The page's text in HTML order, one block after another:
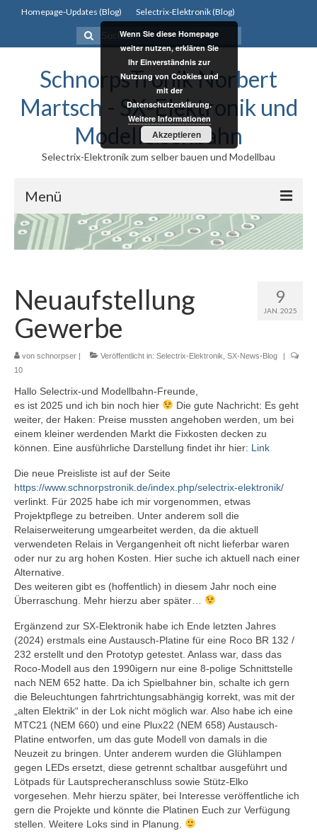
Homepage-Updates (Blog) Selectrix-Elektronik (Blog)
Suchen
nach:
SchnorpsTronik Norbert
Martsch - SX-Elektronik und
Modelleisenbahn
Selectrix-Elektronik zum selber bauen und Modellbau
Menü
Selectrix
Selectrix System
Selectrix Marktübersicht
Selectrix und RJ45-Netzwerkkabel
ST-Train Handbuch zum Download
Nachruf Klaus Richter „Der Modellbahn-
Berater“
Selectrix-Elektronik
Selectrix-Elektronik
Anzeigemodul V1
Gleisbelegtmelder V3
Funktionsdecoder V2
Licht-Funktionsdecoder V1
Programmiergleisautomatik V1
Programmiermaus V2
Relaiserweiterung V3
Servodecoder V3
SX-Bus-Verstärker aktiv V03
SX-Verteiler DIN V1
SX-Verteiler DIN-RJ45 V2
9
JAN. 2025
Neuaufstellung
Gewerbe
von schnorpser | Veröffentlicht in: Selectrix-Elektronik SX-News-Blog
|
10
Hallo Selectrix-und Modellbahn-Freunde,
es ist 2025 und ich bin noch hier
Die gute Nachricht: Es geht
weiter, der Haken: Preise mussten angehoben werden, um bei
einem kleiner werdenden Markt die Fixkosten decken zu
können. Eine ausführliche Darstellung findet ihr hier: Link
Die neue Preisliste ist auf der Seite
https://www.schnorpstronik.de/index.php/selectrix-elektronik/
verlinkt. Für 2025 habe ich mir vorgenommen, etwas
Projektpflege zu betreiben. Unter anderem soll die
Relaiserweiterung umgearbeitet werden, da die aktuell
verwendeten Relais in Vergangenheit oft nicht lieferbar waren
oder nur zu arg hohen Kosten. Hier suche ich aktuell nach einer
Alternative.
Des weiteren gibt es (hoffentlich) in diesem Jahr noch eine
Überraschung. Mehr hierzu aber später…
Ergänzend zur SX-Elektronik habe ich Ende letzten Jahres
(2024) erstmals eine Austausch-Platine für eine Roco BR 132 /
232 erstellt und den Prototyp getestet. Anlass war, dass das
Roco-Modell aus den 1990igern nur eine 8-polige Schnittstelle
nach NEM 652 hatte. Da ich Spielbahner bin, schalte ich gern
die Beleuchtungen fahrtrichtungsabhängig korrekt, was mit der
„alten Elektrik“ in der Lok nicht möglich war. Also habe ich eine
MTC21 (NEM 660) und eine Plux22 (NEM 658) Austausch-
Platine entworfen, um das gute Modell von damals in die
Neuzeit zu bringen. Unter anderem wurden die Glühlampen
gegen LEDs ersetzt, diese getrennt schaltbar ausgeführt und
Lötpads für Lautsprecheranschluss sowie Stütz-Elko
vorgesehen. Mehr hierzu später, bei Interesse veröffentliche ich
gern die Projekte und könnte die Platinen Euch zur Verfügung
stellen. Weitere Loks sind in Planung.
Wenn Sie diese Homepage
weiter nutzen, erklären Sie
Ihr Einverständnis zur
Nutzung von Cookies und
mit der
Datenschutzerklärung.
Weitere Informationen
Akzeptieren